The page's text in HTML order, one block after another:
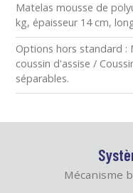
Matelas mousse de
kg, épaisseur 14 cm,
Options hors standard :
coussin d'assise /
séparables.
Mécanisme